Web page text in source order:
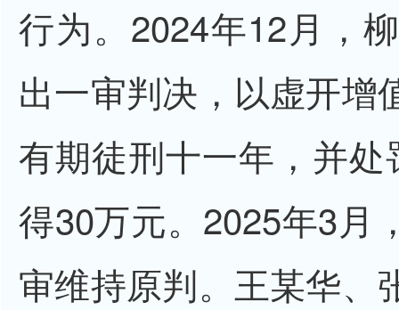
行为。2024年12月，
出一审判决，以虚开增
有期徒刑十一年，并
得30万元。2025年3月
审维持原判。王某华、